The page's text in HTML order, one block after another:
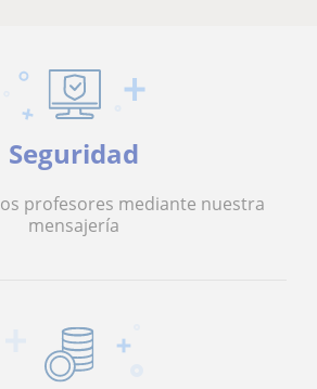
Seguridad
profesores mediante nuestra
mensajería